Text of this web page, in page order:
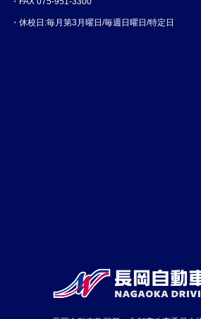
・休校日:毎月第3月曜日/毎週日曜日/特定日